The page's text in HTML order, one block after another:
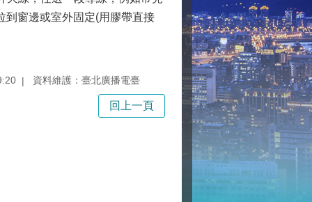
到窗邊或室外固定(用膠帶直接
資料維護：臺北廣播電臺
回上一頁